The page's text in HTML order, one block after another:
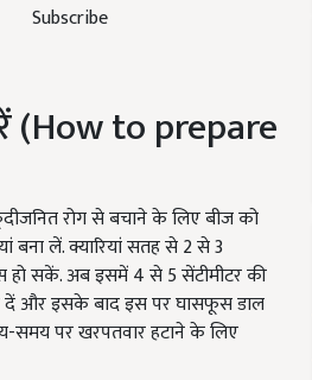
Subscribe
(How to prepare
रोग से बचाने के लिए बीज को
बना लें. क्यारियां सतह से 2 से 3
हो सकें. अब इसमें 4 से 5 सेंटीमीटर की
दें और इसके बाद इस पर घासफूस डाल
समय पर खरपतवार हटाने के लिए